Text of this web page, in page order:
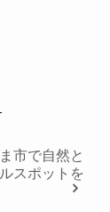
市で自然と
スポットを